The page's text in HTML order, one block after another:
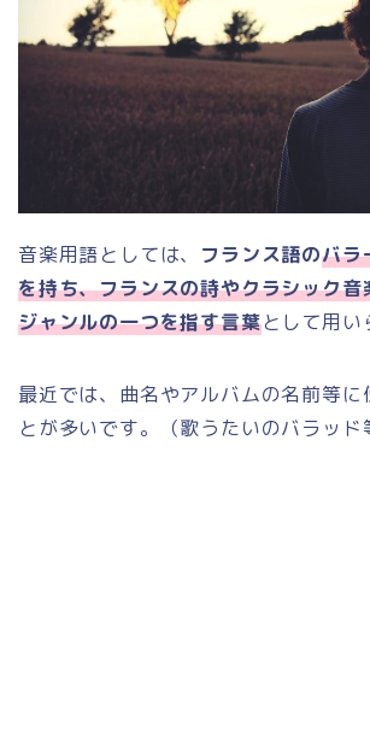
音楽用語としては、 フランス語のバラ
を持ち、フランスの詩やクラシック音
ジャンルの一つを指す言葉として用い
最近では、曲名やアルバムの名前等に
とが多いです。（歌うたいのバラッド